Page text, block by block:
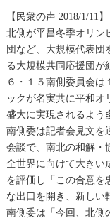
【民衆の声 2018/1/11】
北側が平昌冬季オリン
団など、大規模代表団
る大規模共同応援団が
６・１５南側委員会
ックが名実共に平和オ
盛大に実現されるよう
南側委は記者会見文を
会談で、南北の和解・
全世界に向けて大きい
を評価し「この合意を
な出口を開き、新しい
南側委は「今回、北側